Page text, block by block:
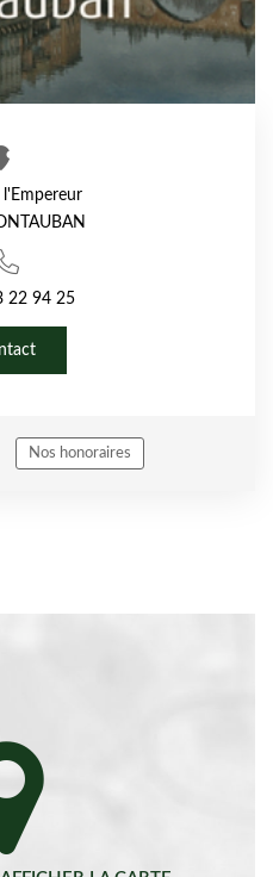
l'Empereur
22 94 25
Nos honoraires